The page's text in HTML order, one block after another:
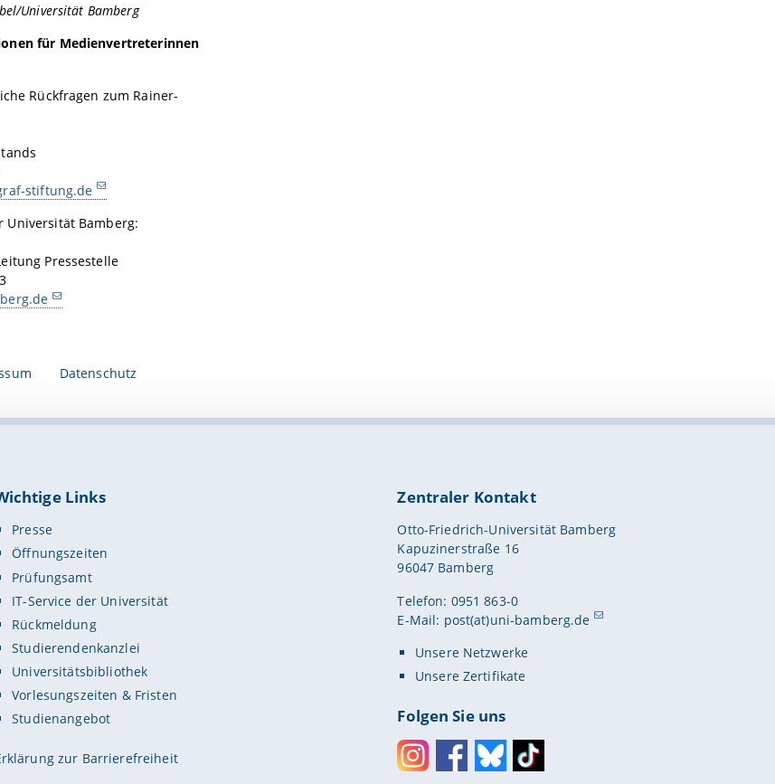
Universität Bamberg
für Medienvertreterinnen
Rückfragen zum Rainer-
stiftung.de
Universität Bamberg:
Pressestelle
Datenschutz
Links
Presse
Öffnungszeiten
Prüfungsamt
IT-Service der Universität
Rückmeldung
Studierendenkanzlei
Universitätsbibliothek
Vorlesungszeiten & Fristen
Studienangebot
zur Barrierefreiheit
Zentraler Kontakt
Otto-Friedrich-Universität Bamberg
Kapuzinerstraße 16
96047 Bamberg
Telefon: 0951 863-0
E-Mail: post(at)uni-bamberg.de
Unsere Netzwerke
Unsere Zertifikate
Folgen Sie uns